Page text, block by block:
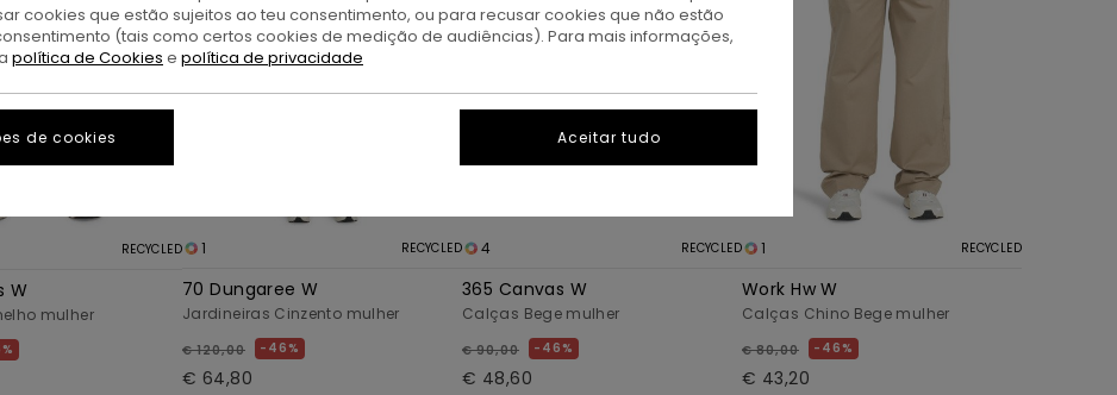
RECYCLED
W
mulher
1 RECYCLED
70 Dungaree W
Jardineiras Cinzento mulher
€ 120,00 46%
€ 64,80
4 RECYCLED
365 Canvas W
Calças Bege mulher
€ 90,00 46%
€ 48,60
1 RECYCLED
Work Hw W
Calças Chino Bege mulher
€ 80,00 46%
€ 43,20
cookies que estão sujeitos ao teu consentimento, ou para recusar cookies que não estão
(tais como certos cookies de medição de audiências). Para mais informações,
política de Cookies e política de privacidade
de cookies Aceitar tudo